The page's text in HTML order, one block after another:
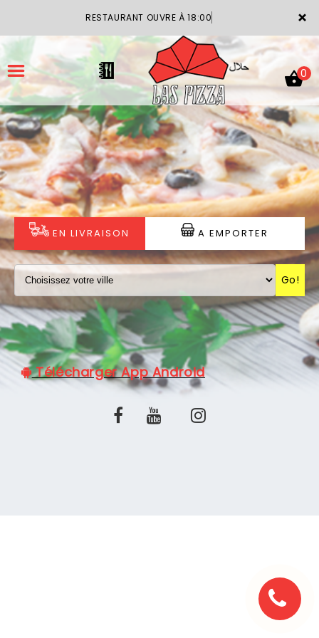
×
RESTAURANT OUVRE À 18:00
ACCUEIL
LA CARTE
VOTRE COMPTE
NOTRE RESTAURANT
VOS AVIS
MENTIONS LÉGALES
C.G.V
0
EN LIVRAISON A EMPORTER
Go!
Télécharger App Android